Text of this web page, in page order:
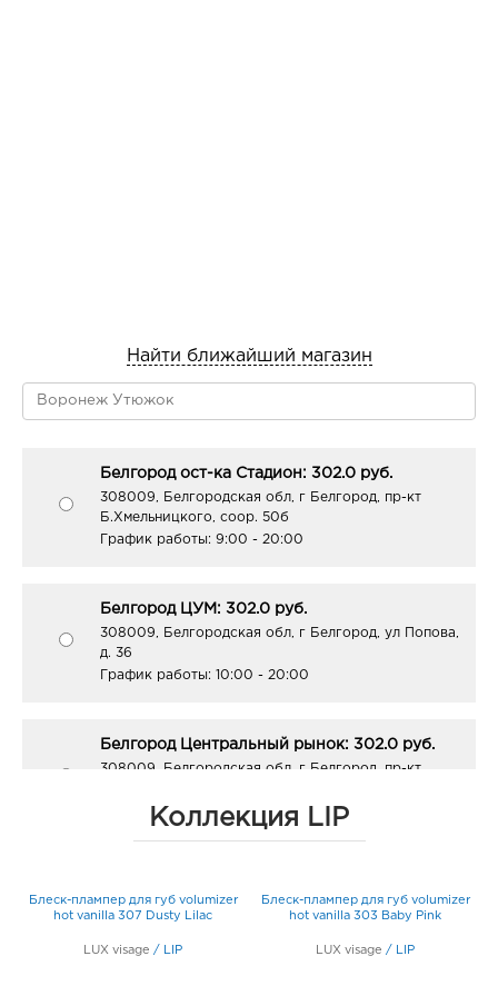
Найти ближайший магазин
Белгород ост-ка Стадион: 302.0 руб.
308009, Белгородская обл, г Белгород, пр-кт
Б.Хмельницкого, соор. 50б
График работы: 9:00 - 20:00
Белгород ЦУМ: 302.0 руб.
308009, Белгородская обл, г Белгород, ул Попова,
д. 36
График работы: 10:00 - 20:00
Белгород Центральный рынок: 302.0 руб.
308009, Белгородская обл, г Белгород, пр-кт
График работы:9:00 - 21:00
308009, Белгородская обл, г Белгород, ул 50-
летия Белгородской области, д. 11
График работы:
Коллекция LIP
Блеск-плампер для губ volumizer
hot vanilla 307 Dusty Lilac
LUX visage / LIP
Блеск-плампер для губ volumizer
hot vanilla 303 Baby Pink
LUX visage / LIP